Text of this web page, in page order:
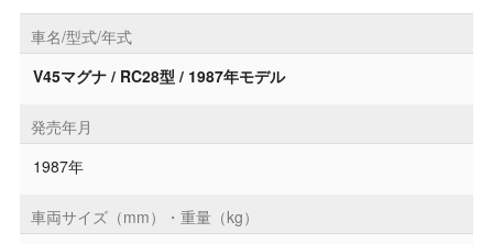
車名/型式/年式
V45マグナ / RC28型 / 1987年モデル
発売年月
1987年
車両サイズ（mm）・重量（kg）